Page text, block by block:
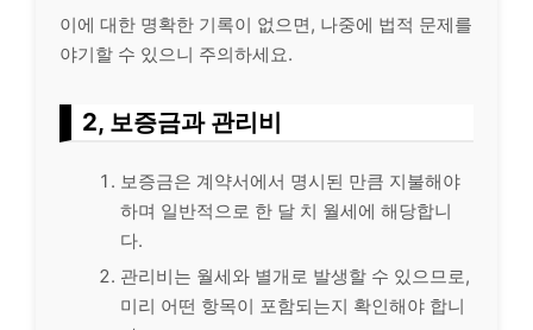
이에 대한 명확한 기록이 없으면, 나중에 법적 문제를
야기할 수 있으니 주의하세요.
2, 보증금과 관리비
보증금은 계약서에서 명시된 만큼 지불해야
하며 일반적으로 한 달 치 월세에 해당합니
다.
관리비는 월세와 별개로 발생할 수 있으므로,
미리 어떤 항목이 포함되는지 확인해야 합니